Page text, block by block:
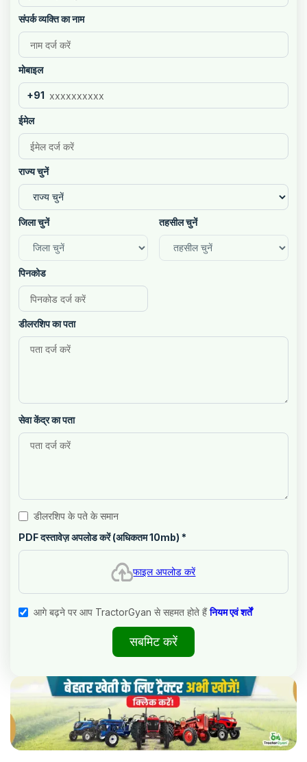
संपर्क व्यक्ति का नाम
मोबाइल
+91
ईमेल
राज्य चुनें
जिला चुनें तहसील चुनें
पिनकोड
डीलरशिप का पता
सेवा केंद्र का पता
डीलरशिप के पते के समान
PDF दस्तावेज़ अपलोड करें (अधिकतम 10mb) *
फाइल अपलोड करें
आगे बढ़ने पर आप TractorGyan से सहमत होते हैं नियम एवं शर्तें
सबमिट करें